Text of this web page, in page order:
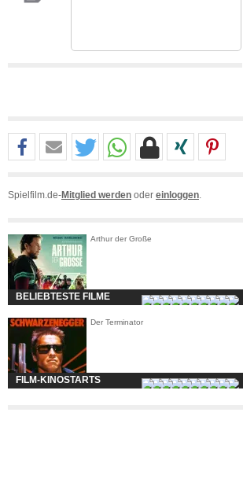
Spielfilm.de-Mitglied werden oder einloggen
Arthur der Große
BELIEBTESTE FILME
Der Terminator
FILM-KINOSTARTS